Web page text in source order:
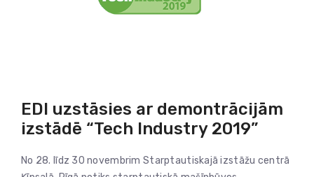
EDI uzstāsies ar demontrācijām
izstādē “Tech Industry 2019”
No 28. līdz 30 novembrim Starptautiskajā izstāžu centrā